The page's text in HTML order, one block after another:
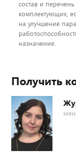
состав и
комплектующих,
на улучшение
назначение.
Получить